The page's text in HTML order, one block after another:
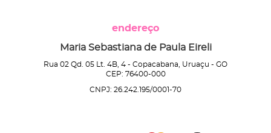
endereço
Maria Sebastiana de Paula Eireli
Rua 02 Qd. 05 Lt. 4B, 4 - Copacabana, Uruaçu - GO
CEP: 76400-000
CNPJ: 26.242.195/0001-70